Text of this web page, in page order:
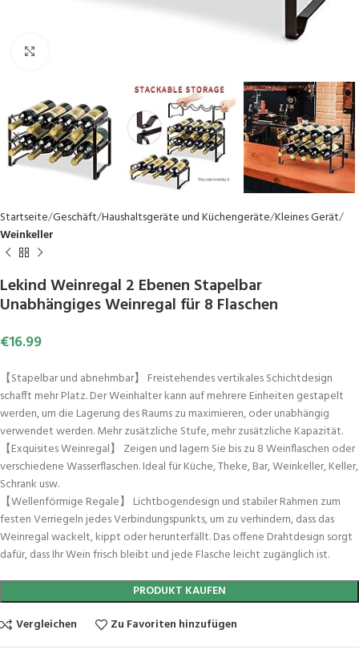
Startseite Geschäft Haushaltsgeräte und Küchengeräte Kleines Gerät
Weinkeller
Lekind Weinregal 2 Ebenen Stapelbar
Unabhängiges Weinregal für 8 Flaschen
€16.99
【Stapelbar und abnehmbar】 Freistehendes vertikales Schichtdesign
schafft mehr Platz. Der Weinhalter kann auf mehrere Einheiten gestapelt
werden, um die Lagerung des Raums zu maximieren, oder unabhängig
verwendet werden. Mehr zusätzliche Stufe, mehr zusätzliche Kapazität.
【Exquisites Weinregal】 Zeigen und lagern Sie bis zu 8 Weinflaschen oder
verschiedene Wasserflaschen. Ideal für Küche, Theke, Bar, Weinkeller, Keller,
Schrank usw.
【Wellenförmige Regale】 Lichtbogendesign und stabiler Rahmen zum
festen Verriegeln jedes Verbindungspunkts, um zu verhindern, dass das
Weinregal wackelt, kippt oder herunterfällt. Das offene Drahtdesign sorgt
dafür, dass Ihr Wein frisch bleibt und jede Flasche leicht zugänglich ist.
PRODUKT KAUFEN
Vergleichen
Zu Favoriten hinzufügen